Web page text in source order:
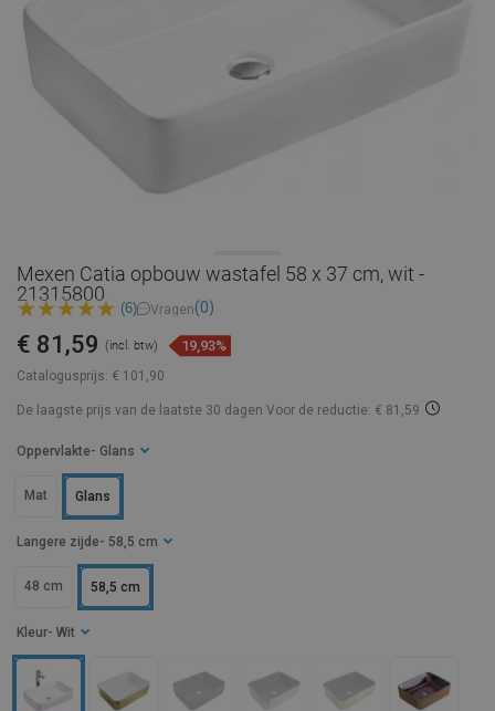
Mexen Catia opbouw wastafel 58 x 37 cm, wit -
21315800
(6) Vragen(0)
Catalogusprijs: € 101,90
€ 81,59 (incl. btw) 19,93%
De laagste prijs van de laatste 30 dagen Voor de reductie: € 81,59
Langere zijde - 58,5 cm
48 cm 58,5 cm
Kleur - Wit
Oppervlakte - Glans
Mat Glans